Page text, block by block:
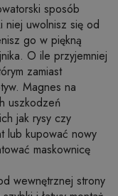
sposób
niej uwolnisz się od
go w piękną
O ile przyjemniej
zamiast
Magnes na
uszkodzeń
jak rysy czy
lub kupować nowy
maskownicę
wewnętrznej strony